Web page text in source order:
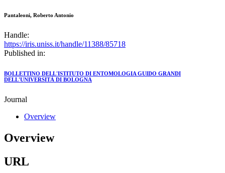
Pantaleoni, Roberto Antonio
Handle:
https://iris.uniss.it/handle/11388/85718
Published in:
BOLLETTINO DELL'ISTITUTO DI ENTOMOLOGIA GUIDO GRANDI
DELL'UNIVERSITÀ DI BOLOGNA
Journal
Overview
Overview
URL